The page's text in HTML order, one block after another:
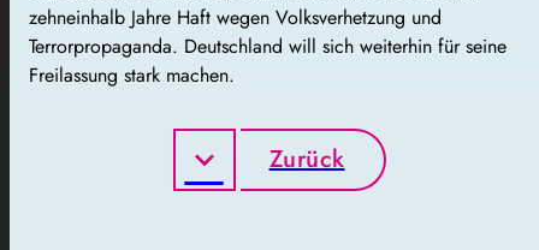
zehneinhalb Jahre Haft wegen Volksverhetzung und
Terrorpropaganda. Deutschland will sich weiterhin für seine
Freilassung stark machen.
Zurück